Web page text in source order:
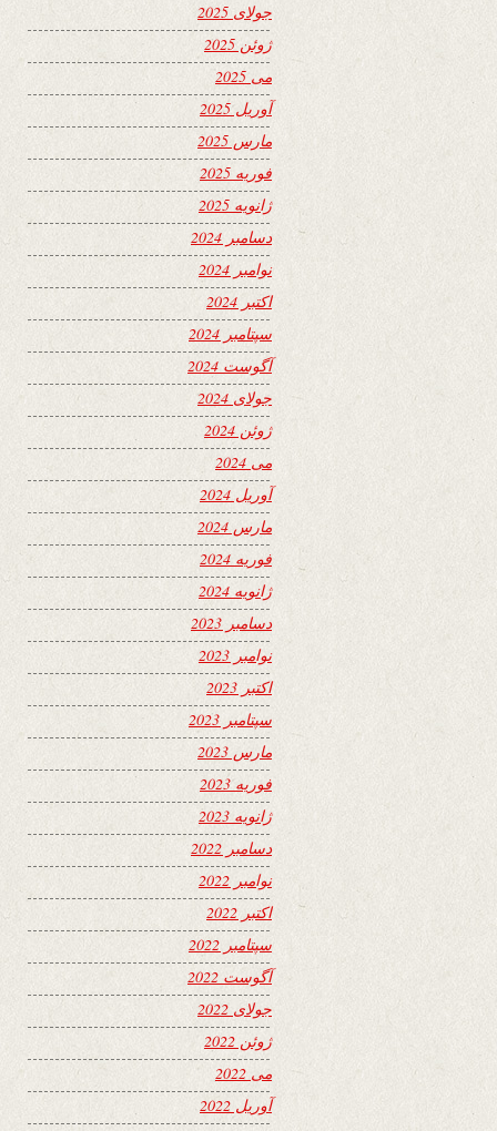
جولای 2025
ژوئن 2025
می 2025
آوریل 2025
مارس 2025
فوریه 2025
ژانویه 2025
دسامبر 2024
نوامبر 2024
اکتبر 2024
سپتامبر 2024
آگوست 2024
جولای 2024
ژوئن 2024
می 2024
آوریل 2024
مارس 2024
فوریه 2024
ژانویه 2024
دسامبر 2023
نوامبر 2023
اکتبر 2023
سپتامبر 2023
مارس 2023
فوریه 2023
ژانویه 2023
دسامبر 2022
نوامبر 2022
اکتبر 2022
سپتامبر 2022
آگوست 2022
جولای 2022
ژوئن 2022
می 2022
آوریل 2022